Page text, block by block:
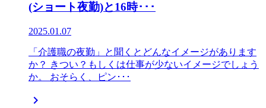
(ショート夜勤)と16時･･･
2025.01.07
「介護職の夜勤」と聞くとどんなイメージがあります
か？ きつい？もしくは仕事が少ないイメージでしょう
か。 おそらく、ピン･･･
